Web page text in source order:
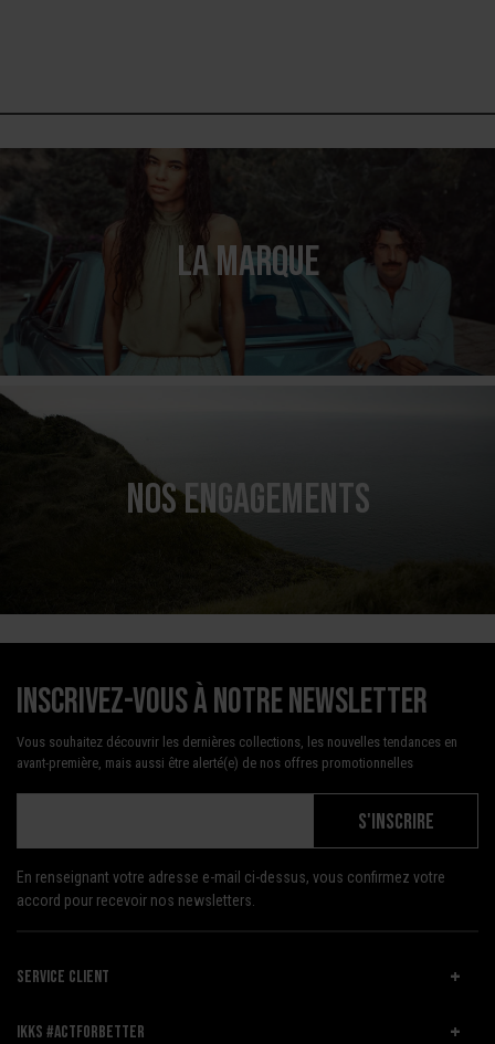
LA MARQUE
NOS ENGAGEMENTS
Inscrivez-vous à notre newsletter
Vous souhaitez découvrir les dernières collections, les nouvelles tendances en
avant-première, mais aussi être alerté(e) de nos offres promotionnelles
S'INSCRIRE
En renseignant votre adresse e-mail ci-dessus, vous confirmez votre
accord pour recevoir nos newsletters.
SERVICE CLIENT
IKKS #ACTFORBETTER